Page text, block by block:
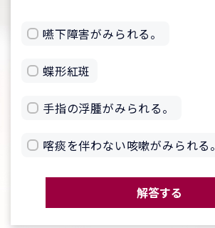
嚥下障害がみられる。
蝶形紅斑
手指の浮腫がみられる。
喀痰を伴わない咳嗽がみられる。
解答する